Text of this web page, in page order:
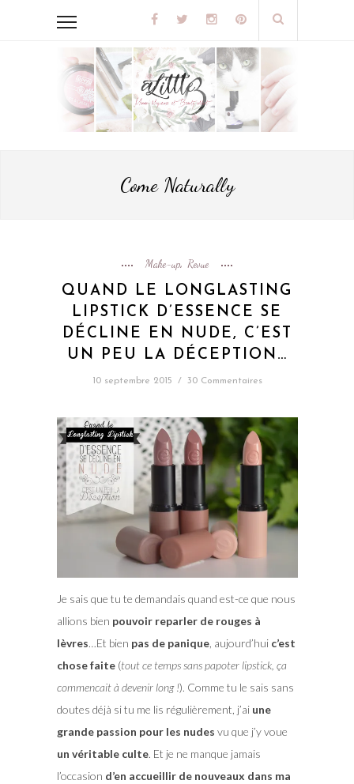
Come Naturally
Make-up, Revue
QUAND LE LONGLASTING
LIPSTICK D’ESSENCE SE
DÉCLINE EN NUDE, C’EST
UN PEU LA DÉCEPTION…
10 septembre 2015 / 30 Commentaires
Je sais que tu te demandais quand est-ce que nous
allions bien pouvoir reparler de rouges à
lèvres…Et bien pas de panique, aujourd’huic’est
chose faite(tout ce temps sans papoter lipstick, ça
commencait à devenir long !). Comme tu le sais sans
doutes déjà si tu me lis régulièrement, j’ai une
grande passion pour les nudes vu que j’y voue
un véritable culte. Et je ne manque jamais
l’occasion d’en accueillir de nouveaux dans ma